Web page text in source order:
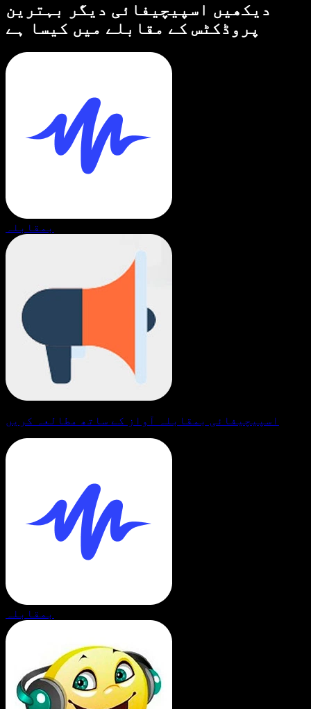
دیکھیں اسپیچیفائی دیگر بہترین
پروڈکٹس کے مقابلے میں کیسا ہے
بمقابلہ
اسپیچیفائی بمقابلہ آواز کے ساتھ مطالعہ کریں
بمقابلہ